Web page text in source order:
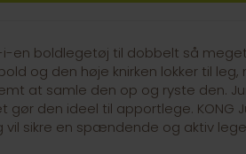
i-en boldlegetøj til dobbelt så
og den høje knirken lokker til leg,
at samle den op og ryste den.
gør den ideel til apportlege. KONG
sikre en spændende og aktiv